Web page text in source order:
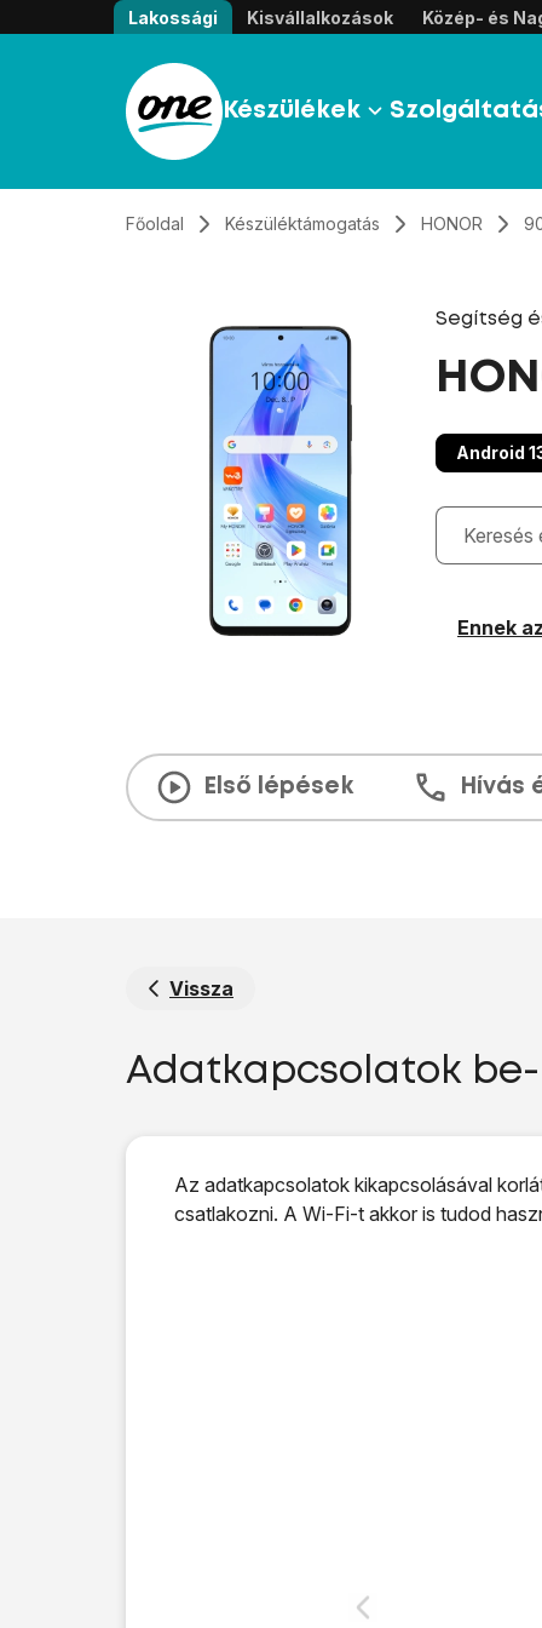
Átugrás, tovább a tartalomhoz
Lakossági Kisvállalkozások Közép- és
Készülékek
Főoldal Készüléktámogatás HONOR
Segítség
Android
Gépelés
Ennek
Első lépések Hívás
Vissza
Adatkapcsolatok be-
Az adatkapcsolatok kikapcsolásával
csatlakozni. A Wi-Fi-t akkor is tudod